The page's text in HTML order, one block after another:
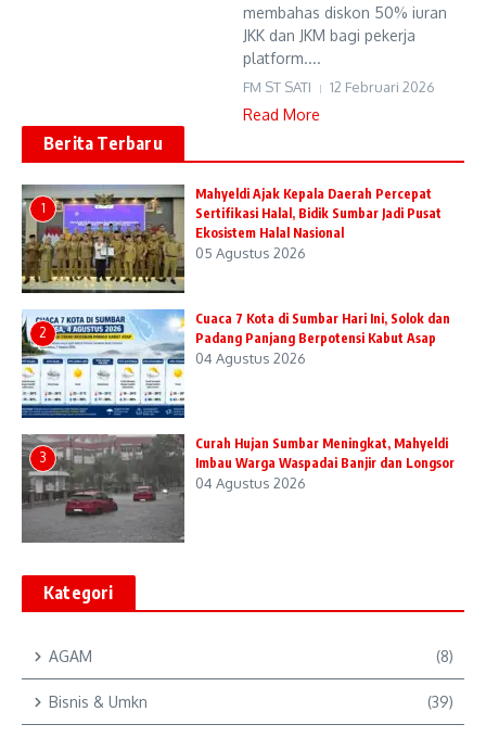
membahas diskon 50% iuran
JKK dan JKM bagi pekerja
platform....
FM ST SATI 12 Februari 2026
Read More
Berita Terbaru
1
Mahyeldi Ajak Kepala Daerah Percepat
Sertifikasi Halal, Bidik Sumbar Jadi Pusat
Ekosistem Halal Nasional
05 Agustus 2026
2
Cuaca 7 Kota di Sumbar Hari Ini, Solok dan
Padang Panjang Berpotensi Kabut Asap
04 Agustus 2026
3
Curah Hujan Sumbar Meningkat, Mahyeldi
Imbau Warga Waspadai Banjir dan Longsor
04 Agustus 2026
Kategori
AGAM (8)
Bisnis & Umkn (39)